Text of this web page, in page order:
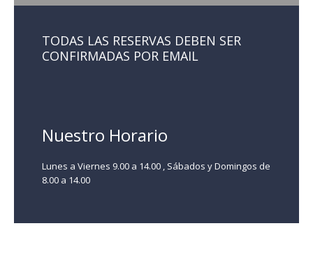
TODAS LAS RESERVAS DEBEN SER
CONFIRMADAS POR EMAIL
Nuestro Horario
Lunes a Viernes 9.00 a 14.00 , Sábados y Domingos de
8.00 a 14.00